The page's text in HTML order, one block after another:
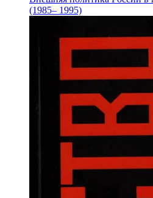
(1985– 1995)